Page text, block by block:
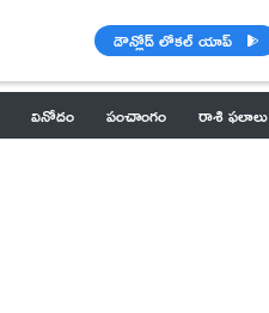
డౌన్లోడ్ లోకల్ యాప్
వినోదం పంచాంగం రాశి ఫలాలు